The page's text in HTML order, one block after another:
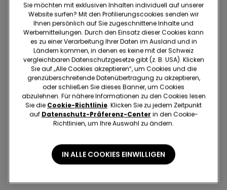
Sweatshirts
Zeitlos und trendy - das Sweatshirt ist ein Klassiker in der
Garderobe eines jeden Mannes. Heute wird das
Sweatshirt nicht mehr nur im Fitnessstudio getragen -
es ist aufgrund seines unbestreitbaren Komforts und
Designs zu einem zentralen Bestandteil der Herrenmode
und des Streetstyles geworden. Entdecke Tezenis’ große
Kollektion an modischen Sweatshirts und steigere
Deinen Stil mit vollem Komfort!
Sie möchten mit exklusiven Inhalten individuell auf unserer
Website surfen? Mit den Profilierungscookies senden wir
Ihnen persönlich auf Sie zugeschnittene Inhalte und
Werbemitteilungen. Durch den Einsatz dieser Cookies kann
es zu einer Verarbeitung Ihrer Daten im Ausland und in
Ländern kommen, in denen es keine mit der Schweiz
vergleichbaren Datenschutzgesetze gibt (z. B. USA). Klicken
Sie auf „Alle Cookies akzeptieren“, um Cookies und die
grenzüberschreitende Datenübertragung zu akzeptieren,
oder schließen Sie dieses Banner, um Cookies
abzulehnen. Für nähere Informationen zu den Cookies lesen
Sie die Cookie-Richtlinie. Klicken Sie zu jedem Zeitpunkt
auf Datenschutz-Präferenz-Center in den Cookie-
Richtlinien, um Ihre Auswahl zu ändern.
IN ALLE COOKIES EINWILLIGEN